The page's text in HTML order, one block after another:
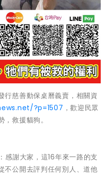
行慈善動保桌曆義賣，相關資
?p=1507 ，歡迎民眾
救援貓狗。
謝大家，這16年來一路的支
不公開去評判任何別人、道他